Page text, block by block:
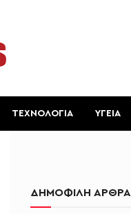
ΤΕΧΝΟΛΟΓΙΑ ΥΓΕΙΑ
ΔΗΜΟΦΙΛΗ ΑΡΘΡΑ